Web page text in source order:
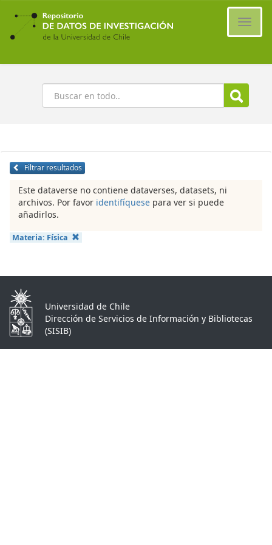
Ir
contenido
principal
Buscar
Filtrar resultados
Este dataverse no contiene dataverses, datasets, ni
archivos. Por favor identifíquese para ver si puede
añadirlos.
Materia: Física
Universidad de Chile
Dirección de Servicios de Información y Bibliotecas
(SISIB)